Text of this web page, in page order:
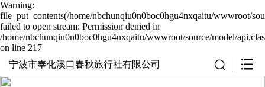
Warning:
file_put_contents(/home/nbchunqiu0n0boc0hgu4nxqaitu/wwwroot/
failed to open stream: Permission denied in
/home/nbchunqiu0n0boc0hgu4nxqaitu/wwwroot/source/model/
on line 217
宁波市奉化溪口春秋旅行社有限公司